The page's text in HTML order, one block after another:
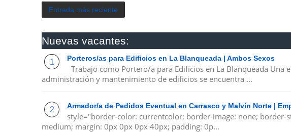
Entrada más reciente
Nuevas vacantes:
Porteros/as para Edificios en La Blanqueada | Ambos Sexos
Trabajo como Portero/a para Edificios en La Blanqueada Una
administración y mantenimiento de edificios se encuentra ...
Armador/a de Pedidos Eventual en Carrasco y Malvín Norte |
style="border-color: currentcolor; border-image: none; border-
medium; margin: 0px 0px 0px 40px; padding: 0p...